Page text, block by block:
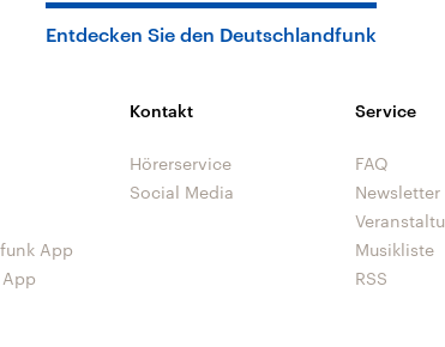
Entdecken Sie den Deutschlandfunk
App
Kontakt
Hörerservice
Social Media
Service
FAQ
Newsletter
Musikliste
RSS